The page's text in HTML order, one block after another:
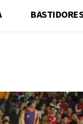
BASTIDORES